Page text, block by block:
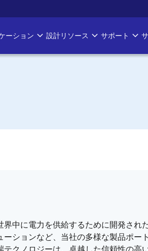
ーション 設計リソース サポート
中に電力を供給するために開発さ
ションなど、当社の多様な製品ポ